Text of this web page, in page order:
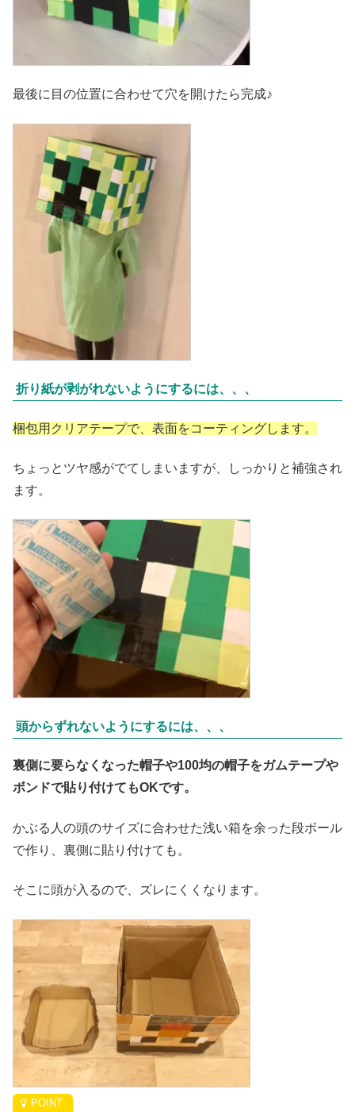
最後に目の位置に合わせて穴を開けたら完成♪
折り紙が剥がれないようにするには、、、
梱包用クリアテープで、表面をコーティングします。
ちょっとツヤ感がでてしまいますが、しっかりと補強され
ます。
頭からずれないようにするには、、、
裏側に要らなくなった帽子や100均の帽子をガムテープや
ボンドで貼り付けてもOKです。
かぶる人の頭のサイズに合わせた浅い箱を余った段ボール
で作り、裏側に貼り付けても。
そこに頭が入るので、ズレにくくなります。